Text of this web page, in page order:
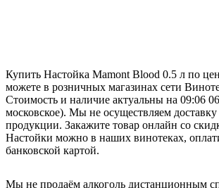
Купить Настойка Mamont Blood 0.5 л по
можете в розничных магазинах сети
Стоимость и наличие актуальны на 09:06
московское). Мы не осуществляем доставку
продукции. Закажите товар онлайн со
Настойки можно в наших винотеках,
банковской картой.
Мы не продаём алкоголь дистанционным